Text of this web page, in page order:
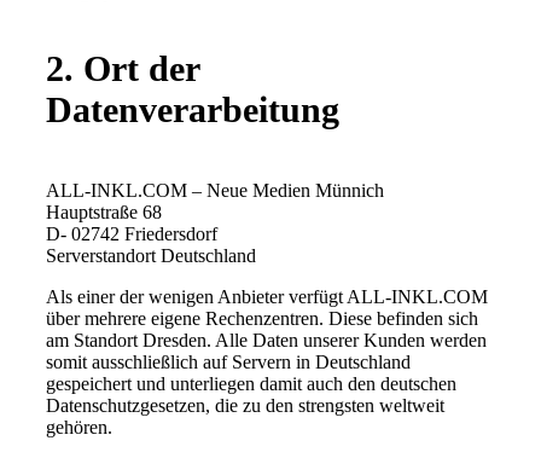
2. Ort der
Datenverarbeitung
ALL-INKL.COM – Neue Medien Münnich
Hauptstraße 68
D- 02742 Friedersdorf
Serverstandort Deutschland
Als einer der wenigen Anbieter verfügt ALL-INKL.COM
über mehrere eigene Rechenzentren. Diese befinden sich
am Standort Dresden. Alle Daten unserer Kunden werden
somit ausschließlich auf Servern in Deutschland
gespeichert und unterliegen damit auch den deutschen
Datenschutzgesetzen, die zu den strengsten weltweit
gehören.